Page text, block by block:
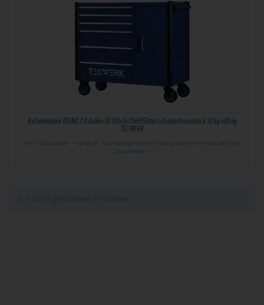
Rollwerkbank TREND 2.0 Außen-B1105xT470xH950mm Schubladenanzahl 6 30 kg 400 kg
TECWERK
mit 6 Schubladen · Handgriff · kugelgelagerte, mit Teleskopschienen herausziehbare
Schubladen…
1 - 3 von 3 gefundenen Produkten